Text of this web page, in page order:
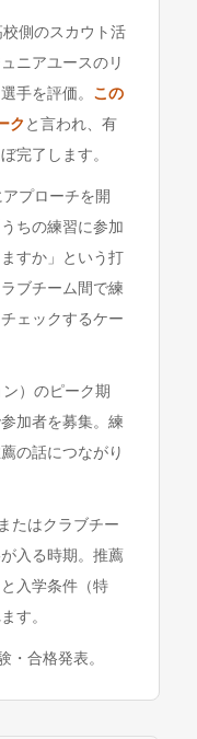
側のスカウト活
ニアユースのリ
手を評価。 この
ク と言われ、有
完了します。
プローチを開
ちの練習に参加
すか」という打
ブチーム間で練
ェックするケー
）のピーク期
加者を募集。練
の話につながり
たはクラブチー
入る時期。推薦
入学条件（特
す。
・合格発表。